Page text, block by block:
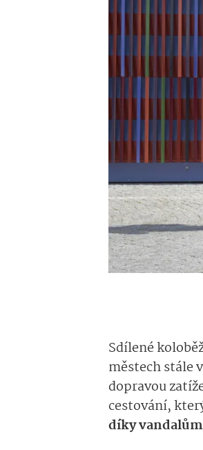
Sdílené
městech stále
dopravou
cestování,
díky vandalům